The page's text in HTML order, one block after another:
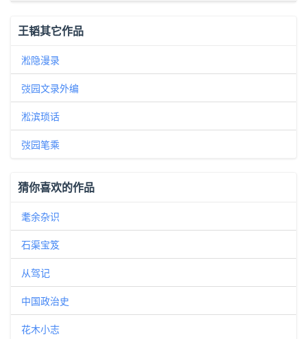
王韬其它作品
淞隐漫录
弢园文录外编
淞滨琐话
弢园笔乘
猜你喜欢的作品
耄余杂识
石渠宝笈
从驾记
中国政治史
花木小志